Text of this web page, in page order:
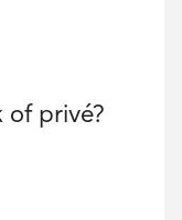
of privé?